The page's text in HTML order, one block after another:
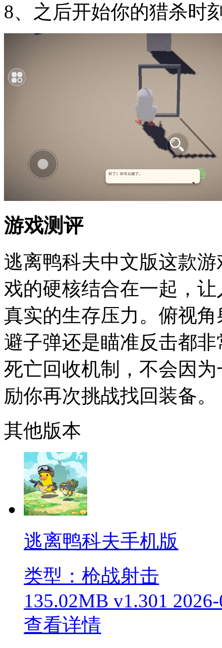
8、之后开始你的猎杀时
游戏测评
逃离鸭科夫中文版这款
戏的硬核结合在一起，
真实的生存压力。俯视
避子弹还是瞄准反击都
死亡回收机制，不会因
励你再次挑战找回装备。
其他版本
逃离鸭科夫手机版
类型：枪战射击
135.02MB v1.301
查看详情